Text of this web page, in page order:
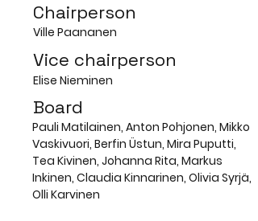
Chairperson
Ville Paananen
Vice chairperson
Elise Nieminen
Board
Pauli Matilainen, Anton Pohjonen, Mikko
Vaskivuori, Berfin Üstun, Mira Puputti,
Tea Kivinen, Johanna Rita, Markus
Inkinen, Claudia Kinnarinen, Olivia Syrjä,
Olli Karvinen